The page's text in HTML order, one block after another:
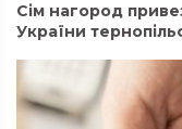
Сім нагород
України